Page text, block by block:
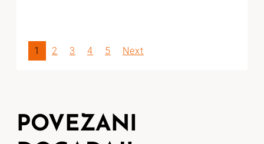
1 2 3 4 5 Next
POVEZANI